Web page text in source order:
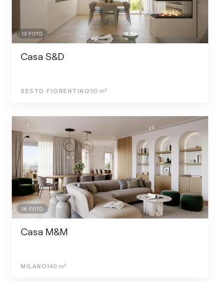
13 FOTO
Casa S&D
SESTO FIORENTINO110 m²
16 FOTO
Casa M&M
MILANO140 m²